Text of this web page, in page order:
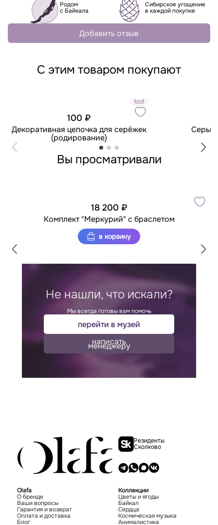
Родом
с Байкала
Сибирское угощение
в каждой покупке
Добавить отзыв
С этим товаром покупают
100 ₽
Декоративная цепочка для серёжек
(родирование)
Вы просматривали
18 200 ₽
Комплект "Меркурий" с браслетом
в корзину
Не нашли, что искали?
Мы всегда готовы вам помочь
перейти в музей
написать
менеджеру
Резиденты
Сколково
Olafa
О бренде
Ваши вопросы
Гарантия и возврат
Оплата и доставка
Блог
Коллекции
Цветы и ягоды
Байкал
Сердца
Космическая музыка
Анималистика